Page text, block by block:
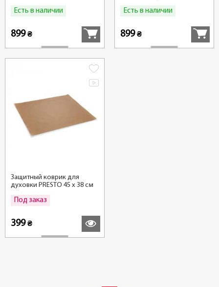
Есть в наличии
899₴
противней
Есть в наличии
899₴
Защитный коврик для
духовки PRESTO 45 x 38 см
Под заказ
399₴